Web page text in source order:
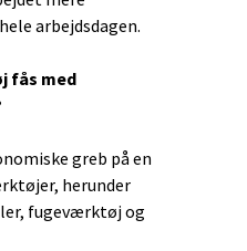
arbejdsdagen.
fås med
greb på en
herunder
fugeværktøj og